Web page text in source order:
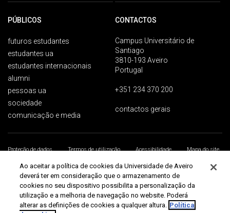
PÚBLICOS
futuros estudantes
estudantes ua
estudantes internacionais
alumni
pessoas ua
sociedade
comunicação e media
CONTACTOS
Campus Universitário de
Santiago
3810-193 Aveiro
Portugal
+351 234 370 200
contactos gerais
Proteção de dados Termos de utilização Acessibilidade
Mapa do site
Universidade de Aveiro 2026
Ao aceitar a política de cookies da Universidade de Aveiro
deverá ter em consideração que o armazenamento de
cookies no seu dispositivo possibilita a personalização da
utilização e a melhoria de navegação no website. Poderá
alterar as definições de cookies a qualquer altura. Política